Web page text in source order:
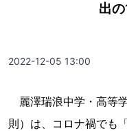
出
2022-12-05 13:00
麗澤瑞浪中学・高等
則）は、コロナ禍でも